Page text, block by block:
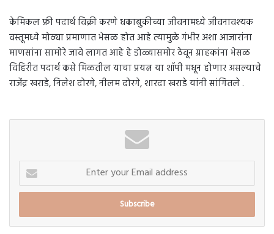
केमिकल फ्री पदार्थ विक्री करणे धकाबुकीच्या जीवनामध्ये जीवनावश्यक
वस्तूमध्ये मोठ्या प्रमाणात भेसळ होत आहे त्यामुळे गंभीर अशा आजारांना
माणसांना सामोरे जावे लागत आहे हे डोळ्यासमोर ठेवून ग्राहकांना भेसळ
विहिरीत पदार्थ कसे मिळतील याचा प्रयत्न या शॉपी मधून होणार असल्याचे
राजेंद्र खराडे, निलेश दोरगे, नीलम दोरगे, शारदा खराडे यांनी सांगितले .
Enter
your
Email